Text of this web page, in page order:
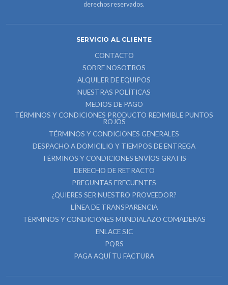
derechos reservados.
SERVICIO AL CLIENTE
CONTACTO
SOBRE NOSOTROS
ALQUILER DE EQUIPOS
NUESTRAS POLÍTICAS
MEDIOS DE PAGO
TÉRMINOS Y CONDICIONES PRODUCTO REDIMIBLE PUNTOS
ROJOS
TÉRMINOS Y CONDICIONES GENERALES
DESPACHO A DOMICILIO Y TIEMPOS DE ENTREGA
TÉRMINOS Y CONDICIONES ENVÍOS GRATIS
DERECHO DE RETRACTO
PREGUNTAS FRECUENTES
¿QUIERES SER NUESTRO PROVEEDOR?
LÍNEA DE TRANSPARENCIA
TÉRMINOS Y CONDICIONES MUNDIALAZO COMADERAS
ENLACE SIC
PQRS
PAGA AQUÍ TU FACTURA